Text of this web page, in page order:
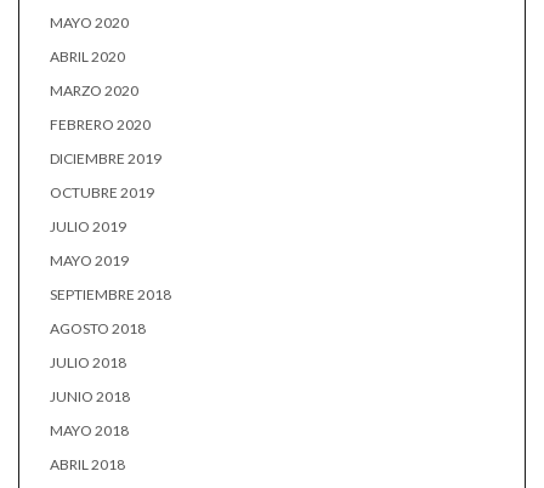
MAYO 2020
ABRIL 2020
MARZO 2020
FEBRERO 2020
DICIEMBRE 2019
OCTUBRE 2019
JULIO 2019
MAYO 2019
SEPTIEMBRE 2018
AGOSTO 2018
JULIO 2018
JUNIO 2018
MAYO 2018
ABRIL 2018